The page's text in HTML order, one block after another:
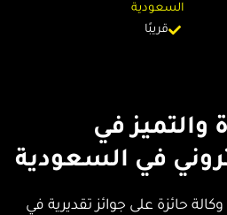
السعودية
قريبًا
والتميز في
في السعودية
حائزة على جوائز تقديرية في